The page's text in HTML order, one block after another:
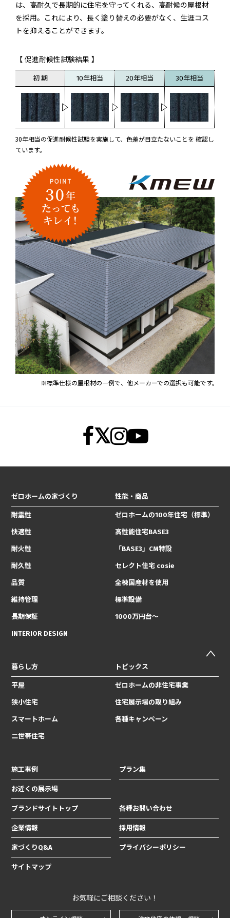
は、高耐久で長期的に住宅を守ってくれる、高耐候の屋根材
を採用。これにより、長く塗り替えの必要がなく、生涯コス
トを抑えることができます。
【 促進耐候性試験結果 】
初 期 10年相当 20年相当 30年相当
30年相当の促進耐候性試験を実施して、色差が目立たないことを 確認し
ています。
※標準仕様の屋根材の一例で、他メーカーでの選択も可能です。
ゼロホームの家づくり
耐震性
快適性
耐火性
耐久性
品質
維持管理
長期保証
INTERIOR DESIGN
性能・商品
ゼロホームの100年住宅（標準）
高性能住宅BASE3
「BASE3」CM特設
セレクト住宅 cosie
全棟国産材を使用
標準設備
1000万円台〜
暮らし方
平屋
狭小住宅
スマートホーム
二世帯住宅
トピックス
ゼロホームの非住宅事業
住宅展示場の取り組み
各種キャンペーン
施工事例 プラン集
お近くの展示場
ブランドサイトトップ 各種お問い合わせ
企業情報 採用情報
家づくりQ&A プライバシーポリシー
サイトマップ
お気軽にご相談ください！